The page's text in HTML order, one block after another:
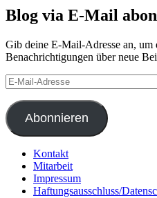
Blog via E-Mail
Gib deine E-Mail-Adresse an, um
Benachrichtigungen über neue
E-
Mail-
Adresse
Abonnieren
Kontakt
Mitarbeit
Impressum
Haftungsausschluss/